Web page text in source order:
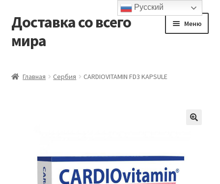
Перейти
к
навигации
Перейти
к
содержимому
Доставка со всего
мира
Меню
Оформление заказа
Главная Сербия CARDIOVITAMIN FD3 KAPSULE
Русский